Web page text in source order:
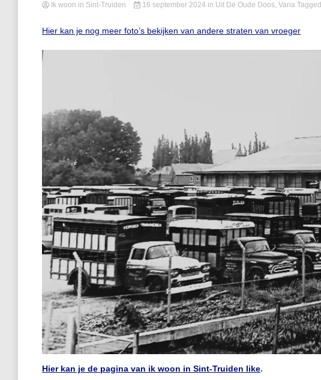
Ik woon in Sint-Truiden 16 september 2024 in Uit De Oude Doos, Varia Tagged
Hier kan je nog meer foto’s bekijken van andere straten van vroeger
Hier kan je de pagina van ik woon in Sint-Truiden like.